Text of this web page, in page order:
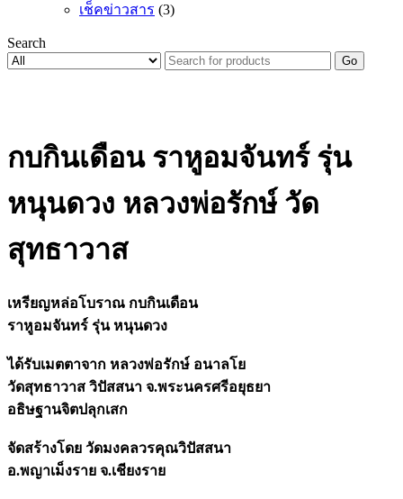
เช็คข่าวสาร (3)
Search
Go
กบกินเดือน ราหูอมจันทร์ รุ่น
หนุนดวง หลวงพ่อรักษ์ วัด
สุทธาวาส
เหรียญหล่อโบราณ กบกินเดือน
ราหูอมจันทร์ รุ่น หนุนดวง
ได้รับเมตตาจาก หลวงพ่อรักษ์ อนาลโย
วัดสุทธาวาส วิปัสสนา จ.พระนครศรีอยุธยา
อธิษฐานจิตปลุกเสก
จัดสร้างโดย วัดมงคลวรคุณวิปัสสนา
อ.พญาเม็งราย จ.เชียงราย